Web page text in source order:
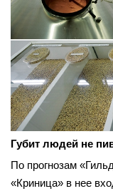
Губит людей не
По прогнозам
«Криница» в нее